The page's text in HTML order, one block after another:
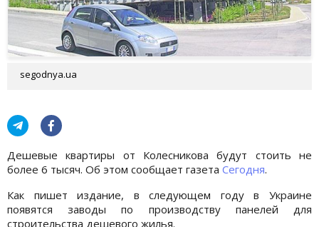
segodnya.ua
Дешевые квартиры от Колесникова будут стоить не
более 6 тысяч. Об этом сообщает газета Сегодня.
Как пишет издание, в следующем году в Украине
появятся заводы по производству панелей для
строительства дешевого жилья.